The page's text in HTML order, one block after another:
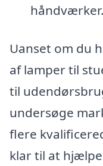
håndværker.
Uanset om du
af lamper til
til
undersøge
flere
klar til at